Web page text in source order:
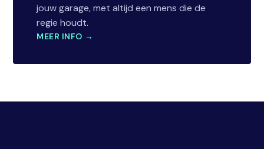
jouw garage, met altijd een mens die de
regie houdt.
MEER INFO →